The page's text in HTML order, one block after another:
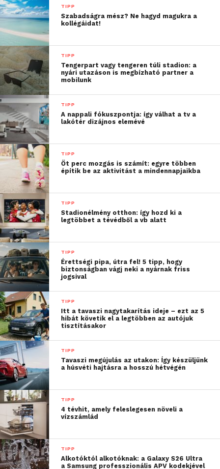
több mint 50 százalékát a
mobilklímák jelentik, így
ma már ez a kategória
képviseli a legnagyobb
árbevétel-részesedést”
– mondta Lucza András, a Sencor
termékmenedzsere.
A mobilklímák népszerűségét részben az
magyarázza, hogy telepítés nélkül vagy minimális
előkészítéssel használatba vehetők, és szükség
esetén egyik helyiségből a másikba is áthelyezhetők.
A hűtés mellett a komfort is
fontos szempont
Amíg korábban elsősorban a hűtési teljesítmény
számított, ma egyre többen keresik az olyan
funkciókat, mint a távoli vezérlés, az időzítés vagy a
páramentesítés.
A páratartalom csökkentése például nemcsak a
komfortérzetet javíthatja, hanem segítséget
jelenthet azokban a lakásokban is, ahol a
ruhaszárítás vagy a rosszabb szellőzés miatt gyakran
magas a levegő nedvességtartalma. A Sencor
szakértőinek tapasztalatai alapján az okostelefonos
vezérlés szintén egyre inkább alapelvárásnak
számít, különösen a fiatalabb, városi felhasználók
körében.
TIPP
Szabadságra mész? Ne hagyd magukra a
kollégáidat!
TIPP
Tengerpart vagy tengeren túli stadion: a
nyári utazáson is megbízható partner a
mobilunk
TIPP
A nappali fókuszpontja: így válhat a tv a
lakótér dizájnos elemévé
TIPP
Öt perc mozgás is számít: egyre többen
építik be az aktivitást a mindennapjaikba
TIPP
Stadionélmény otthon: így hozd ki a
legtöbbet a tévédből a vb alatt
TIPP
Érettségi pipa, útra fel! 5 tipp, hogy
biztonságban vágj neki a nyárnak friss
jogsival
TIPP
Itt a tavaszi nagytakarítás ideje – ezt az 5
hibát követik el a legtöbben az autójuk
tisztításakor
TIPP
Tavaszi megújulás az utakon: Így készüljünk
a húsvéti hajtásra a hosszú hétvégén
TIPP
4 tévhit, amely feleslegesen növeli a
vízszámlád
TIPP
Alkotóktól alkotóknak: a Galaxy S26 Ultra
a Samsung professzionális APV kodekjével